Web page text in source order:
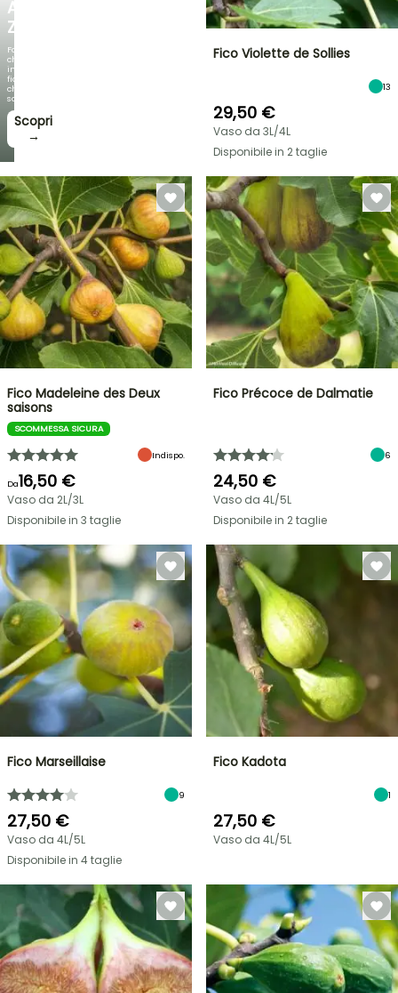
AGAPANTHUS
ZAMBEZI
Fogliami
che
incantano,
fioriture
che
sorprendono!
Scopri
→
Fico Violette de Sollies
13
29,50 €
Vaso da 3L/4L
Disponibile in 2 taglie
Fico Madeleine des Deux
saisons
SCOMMESSA SICURA
Indispo.
Da16,50 €
Vaso da 2L/3L
Disponibile in 3 taglie
Fico Précoce de Dalmatie
6
24,50 €
Vaso da 4L/5L
Disponibile in 2 taglie
Fico Marseillaise
9
27,50 €
Vaso da 4L/5L
Disponibile in 4 taglie
Fico Kadota
1
27,50 €
Vaso da 4L/5L